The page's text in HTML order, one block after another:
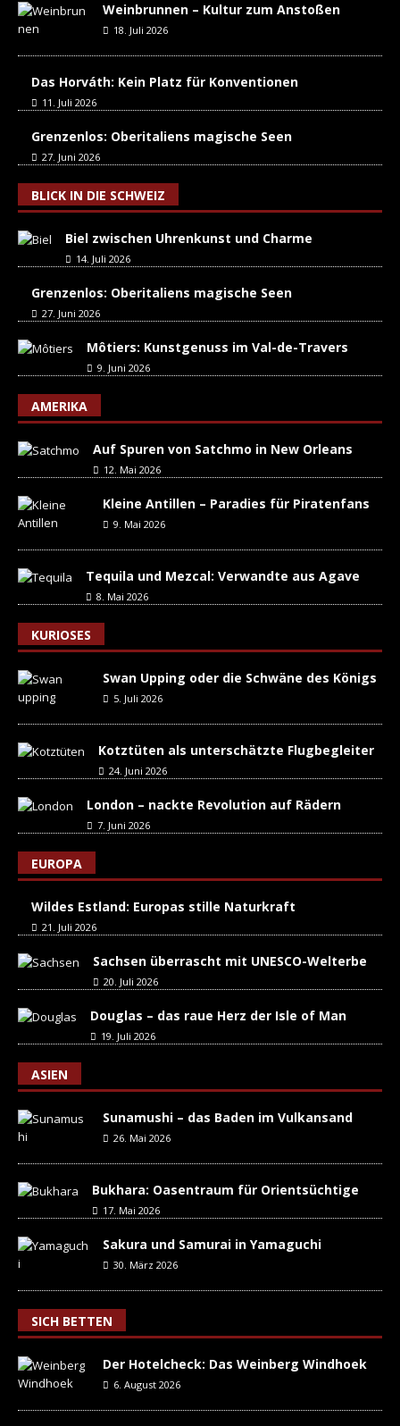
Weinbrunnen – Kultur zum Anstoßen
18. Juli 2026
Das Horváth: Kein Platz für Konventionen
11. Juli 2026
Grenzenlos: Oberitaliens magische Seen
27. Juni 2026
BLICK IN DIE SCHWEIZ
Biel zwischen Uhrenkunst und Charme
14. Juli 2026
Grenzenlos: Oberitaliens magische Seen
27. Juni 2026
Môtiers: Kunstgenuss im Val-de-Travers
9. Juni 2026
AMERIKA
Auf Spuren von Satchmo in New Orleans
12. Mai 2026
Kleine Antillen – Paradies für Piratenfans
9. Mai 2026
Tequila und Mezcal: Verwandte aus Agave
8. Mai 2026
KURIOSES
Swan Upping oder die Schwäne des Königs
5. Juli 2026
Kotztüten als unterschätzte Flugbegleiter
24. Juni 2026
London – nackte Revolution auf Rädern
7. Juni 2026
EUROPA
Wildes Estland: Europas stille Naturkraft
21. Juli 2026
Sachsen überrascht mit UNESCO-Welterbe
20. Juli 2026
Douglas – das raue Herz der Isle of Man
19. Juli 2026
ASIEN
Sunamushi – das Baden im Vulkansand
26. Mai 2026
Bukhara: Oasentraum für Orientsüchtige
17. Mai 2026
Sakura und Samurai in Yamaguchi
30. März 2026
SICH BETTEN
Der Hotelcheck: Das Weinberg Windhoek
6. August 2026